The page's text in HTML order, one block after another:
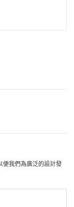
便我們為廣泛的設計發